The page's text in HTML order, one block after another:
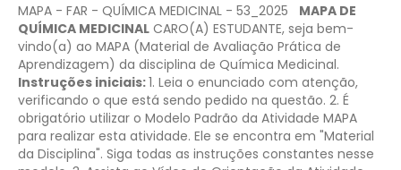
MAPA - FAR - QUÍMICA MEDICINAL - 53_2025
MAPA DE
QUÍMICA MEDICINAL CARO(A) ESTUDANTE, seja bem-
vindo(a) ao MAPA (Material de Avaliação Prática de
Aprendizagem) da disciplina de Química Medicinal.
Instruções iniciais:1. Leia o enunciado com atenção,
verificando o que está sendo pedido na questão. 2. É
obrigatório utilizar o Modelo Padrão da Atividade MAPA
para realizar esta atividade. Ele se encontra em "Material
da Disciplina". Siga todas as instruções constantes nesse